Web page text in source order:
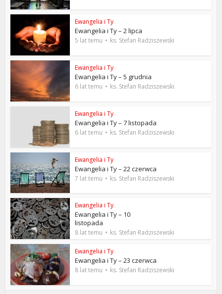
Ewangelia i Ty
Ewangelia i Ty – 2 lipca
5 lat temu ks. Stefan Radziszewski
Ewangelia i Ty
Ewangelia i Ty – 5 grudnia
6 lat temu ks. Stefan Radziszewski
Ewangelia i Ty
Ewangelia i Ty – 7 listopada
6 lat temu ks. Stefan Radziszewski
Ewangelia i Ty
Ewangelia i Ty – 22 czerwca
7 lat temu ks. Stefan Radziszewski
Ewangelia i Ty
Ewangelia i Ty – 10
listopada
8 lat temu ks. Stefan Radziszewski
Ewangelia i Ty
Ewangelia i Ty – 23 czerwca
8 lat temu ks. Stefan Radziszewski